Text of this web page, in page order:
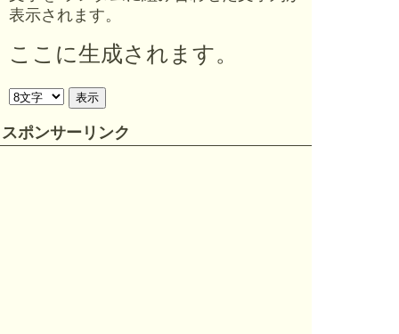
表示されます。
ここに生成されます。
スポンサーリンク